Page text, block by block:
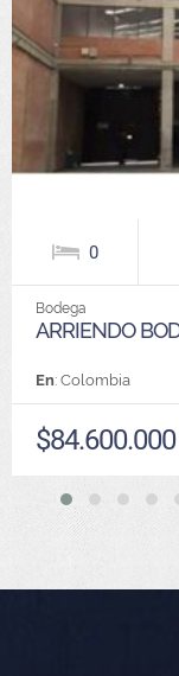
0
Bodega
ARRIENDO
En: Colombia
$84.600.000